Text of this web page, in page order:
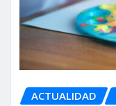
ACTUALIDAD